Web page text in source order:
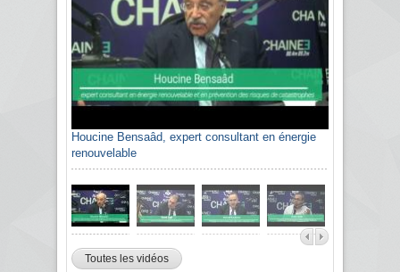
Houcine Bensaâd, expert consultant en énergie
renouvelable
Toutes les vidéos